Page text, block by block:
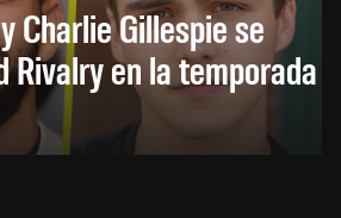
Charlie Gillespie se
Rivalry en la temporada